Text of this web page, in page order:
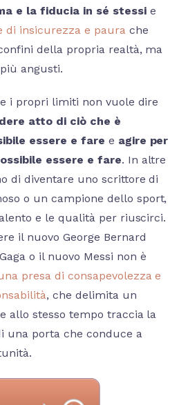
e la fiducia in sé stessie
di insicurezza e paurache
della propria realtà, ma
angusti.
i propri limiti non vuole dire
atto di ciò che è
essere e fare e agire per
essere e fare. In altre
di diventare uno scrittore di
o un campione dello sport,
e le qualità per riuscirci.
il nuovo George Bernard
o il nuovo Messi non è
presa di consapevolezza e
, che delimita un
allo stesso tempo traccia la
una porta che conduce a